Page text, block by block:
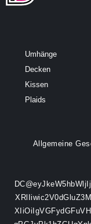
Umhänge
Decken
Kissen
Plaids
Allgemeine